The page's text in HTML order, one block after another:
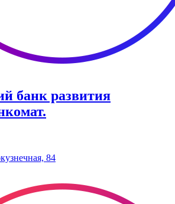
банк развития
84